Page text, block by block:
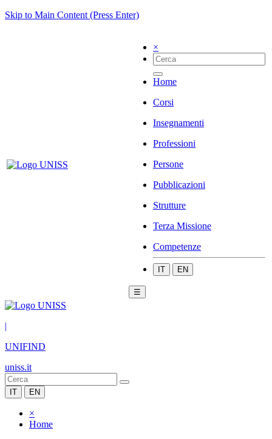
Skip to Main Content (Press Enter)
×
Home
Corsi
Insegnamenti
Professioni
Persone
Pubblicazioni
Strutture
Terza Missione
Competenze
IT EN
☰
|
UNIFIND
uniss.it
IT EN
×
Home